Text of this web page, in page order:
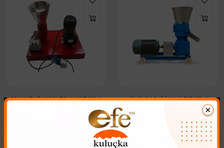
Yem Pelet Makinesi 3 KW
Yüksek Verimli 3 KW Yem Pelet
Makinesi ile Kendi Yeminizi
Pelet Makinesi 7.5 KW
Hayvanlarınız için Yüksek
Kaliteli Yem Üretimi Artık Çok